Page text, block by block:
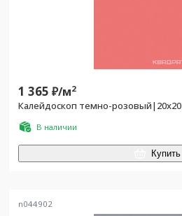
1 365 ₽/м2
Калейдоскоп темно-розовый|20х20
В наличии
Купить
n044902